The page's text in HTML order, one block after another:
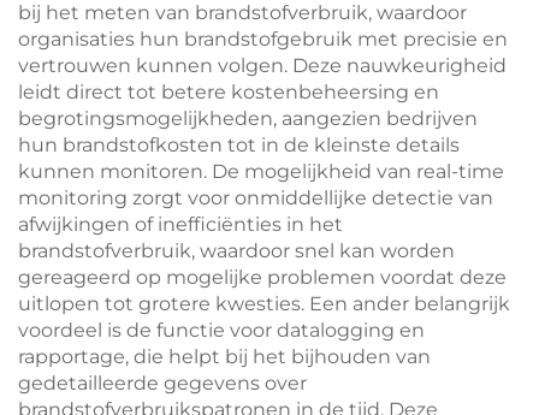
bij het meten van brandstofverbruik, waardoor
organisaties hun brandstofgebruik met precisie en
vertrouwen kunnen volgen. Deze nauwkeurigheid
leidt direct tot betere kostenbeheersing en
begrotingsmogelijkheden, aangezien bedrijven
hun brandstofkosten tot in de kleinste details
kunnen monitoren. De mogelijkheid van real-time
monitoring zorgt voor onmiddellijke detectie van
afwijkingen of inefficiënties in het
brandstofverbruik, waardoor snel kan worden
gereageerd op mogelijke problemen voordat deze
uitlopen tot grotere kwesties. Een ander belangrijk
voordeel is de functie voor datalogging en
rapportage, die helpt bij het bijhouden van
gedetailleerde gegevens over
brandstofverbruikspatronen in de tijd. Deze